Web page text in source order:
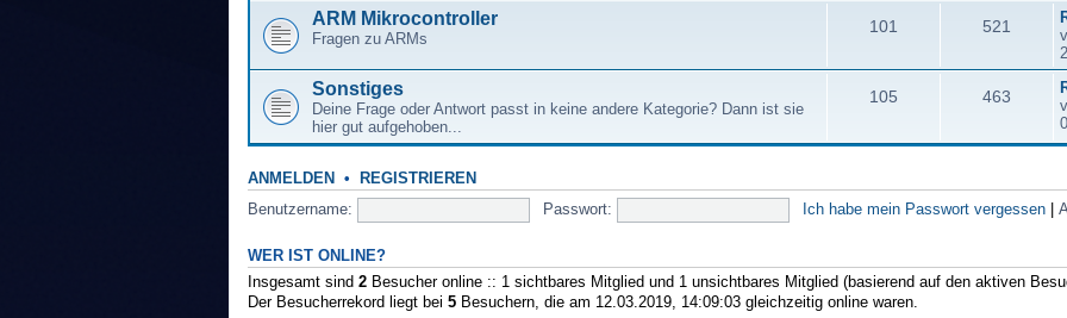
ARM Mikrocontroller
Fragen zu ARMs
101 521
Sonstiges
Deine Frage oder Antwort passt in keine andere Kategorie? Dann ist sie
hier gut aufgehoben...
105 463
ANMELDEN • REGISTRIEREN
Benutzername: Passwort: Ich habe mein Passwort vergessen
WER IST ONLINE?
Insgesamt sind 2Besucher online :: 1 sichtbares Mitglied und 1 unsichtbares Mitglied (basierend auf den aktiven
Der Besucherrekord liegt bei 5Besuchern, die am 12.03.2019, 14:09:03 gleichzeitig online waren.